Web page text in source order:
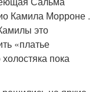
Камила Морроне .
это
«платье
пока